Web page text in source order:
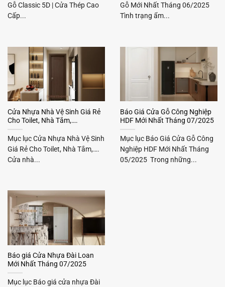
Gỗ Classic 5D | Cửa Thép Cao
Cấp...
Gỗ Mới Nhất Tháng 06/2025
Tình trạng ẩm...
Cửa Nhựa Nhà Vệ Sinh Giá Rẻ
Cho Toilet, Nhà Tắm,….
Mục lục Cửa Nhựa Nhà Vệ Sinh
Giá Rẻ Cho Toilet, Nhà Tắm,….
Cửa nhà...
Báo Giá Cửa Gỗ Công Nghiệp
HDF Mới Nhất Tháng 07/2025
Mục lục Báo Giá Cửa Gỗ Công
Nghiệp HDF Mới Nhất Tháng
05/2025 Trong những...
Báo giá Cửa Nhựa Đài Loan
Mới Nhất Tháng 07/2025
Mục lục Báo giá cửa nhựa Đài